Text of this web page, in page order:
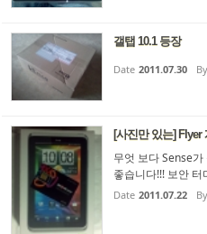
갤탭 10.1 등장
Date 2011.07.30 By
[사진만 있는] Flyer
무엇 보다 Sense
좋습니다!!! 보안
니다. 메모 또는 생
전화국 뒷편이라
Date 2011.07.22 By